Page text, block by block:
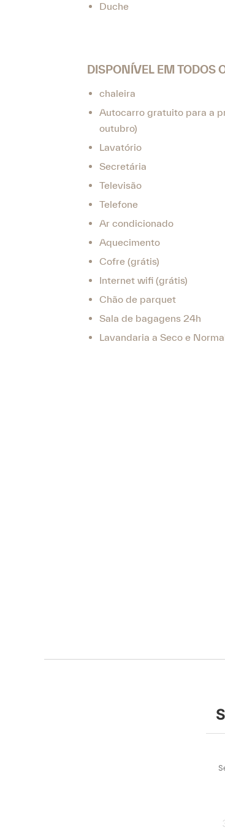
Duche
DISPONÍVEL EM TODOS
chaleira
Autocarro gratuito para a
outubro)
Lavatório
Secretária
Televisão
Telefone
Ar condicionado
Aquecimento
Cofre (grátis)
Internet wifi (grátis)
Chão de parquet
Sala de bagagens 24h
Lavandaria a Seco e